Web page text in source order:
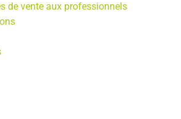
de vente aux professionnels